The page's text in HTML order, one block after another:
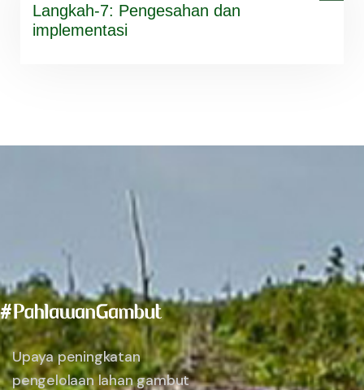
Langkah-7: Pengesahan dan
implementasi
Upaya peningkatan
pengelolaan lahan gambut